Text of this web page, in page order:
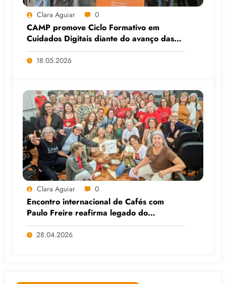
Clara Aguiar 0
CAMP promove Ciclo Formativo em
Cuidados Digitais diante do avanço das
Big Techs e da IA
18.05.2026
Clara Aguiar 0
Encontro internacional de Cafés com
Paulo Freire reafirma legado do
educador popular
28.04.2026